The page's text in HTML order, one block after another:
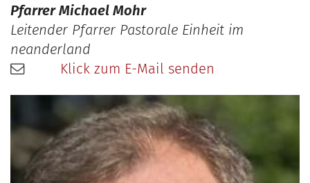
PfarrerMichael Mohr
Leitender Pfarrer Pastorale Einheit im
neanderland
Klick zum E-Mail senden